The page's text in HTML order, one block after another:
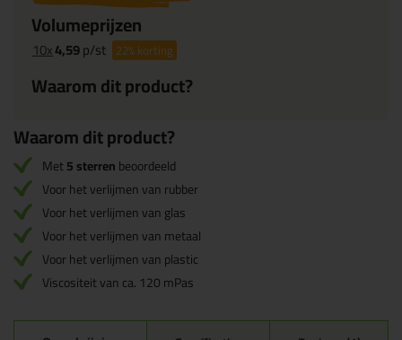
Volumeprijzen
10x4,59p/st 22%korting
Waarom dit product?
Waarom dit product?
Met5 sterrenbeoordeeld
Voor het verlijmen van rubber
Voor het verlijmen van glas
Voor het verlijmen van metaal
Voor het verlijmen van plastic
Viscositeit van ca. 120 mPas